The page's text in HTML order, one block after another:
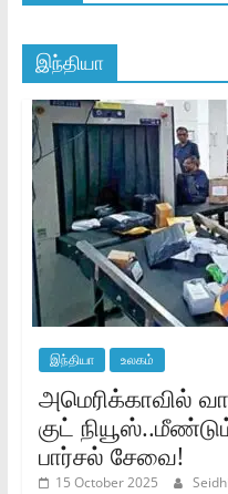
இந்தியா
இந்தியா உலகம்
அமெரிக்காவில்
குட்
பார்சல் சேவை!
15 October 2025